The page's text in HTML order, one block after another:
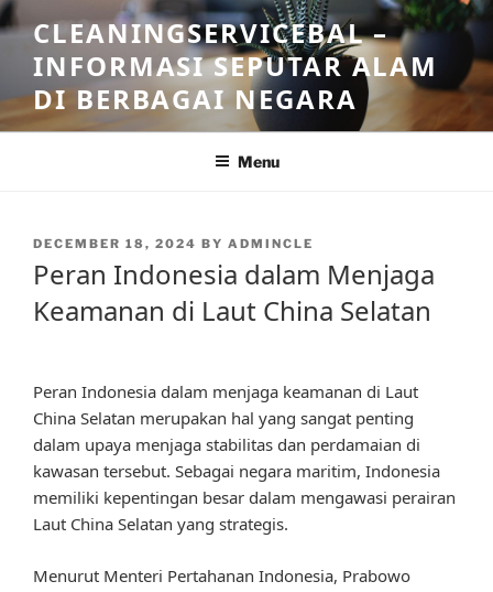
Skip
to
content
CLEANINGSERVICEBAL –
INFORMASI SEPUTAR ALAM
DI BERBAGAI NEGARA
Menu
POSTED
DECEMBER 18, 2024 BY ADMINCLE
Peran Indonesia dalam Menjaga
Keamanan di Laut China Selatan
Peran Indonesia dalam menjaga keamanan di Laut
China Selatan merupakan hal yang sangat penting
dalam upaya menjaga stabilitas dan perdamaian di
kawasan tersebut. Sebagai negara maritim, Indonesia
memiliki kepentingan besar dalam mengawasi perairan
Laut China Selatan yang strategis.
Menurut Menteri Pertahanan Indonesia, Prabowo